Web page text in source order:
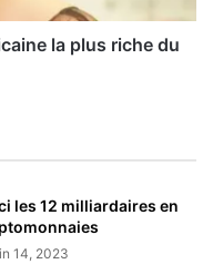
la plus riche du
les 12 milliardaires en
14, 2023